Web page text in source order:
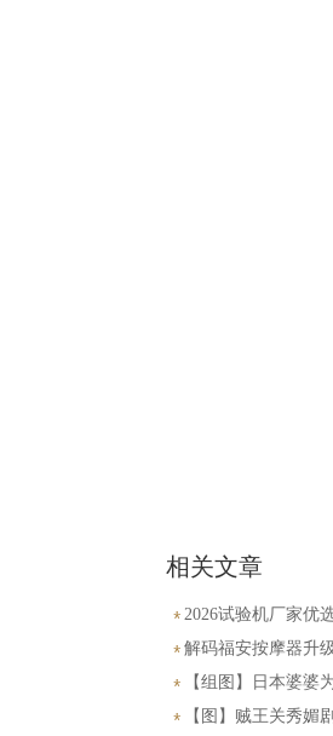
相关文章
2026试验机厂家优
球冲击摩擦系数
解码福安按摩器升
【组图】日本婆婆
【图】贼王关秀媚